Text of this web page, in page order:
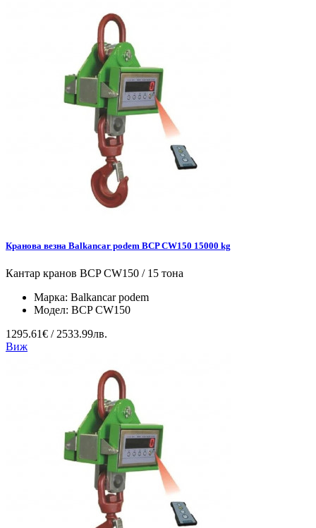
Кранова везна Balkancar podem BCP CW150 15000 kg
Кантар кранов BCP CW150 / 15 тона
Марка: Balkancar podem
Модел: BCP CW150
1295.61€ / 2533.99лв.
Виж